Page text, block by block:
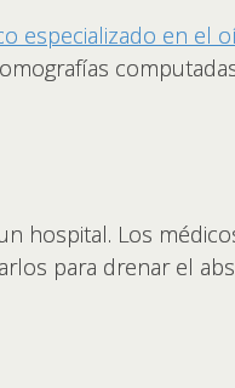
especializado en el
hospital. Los
para drenar el